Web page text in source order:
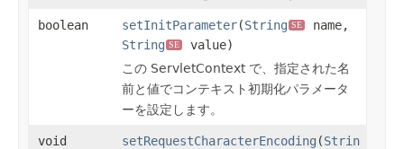
boolean setInitParameter(String SE
name,
String SE
value)
この ServletContext で、指定された名
前と値でコンテキスト初期化パラメータ
ーを設定します。
void setRequestCharacterEncoding (Strin